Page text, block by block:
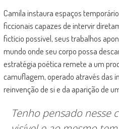
Camila instaura espaços
ficcionais capazes de intervir
fictício possível, seus trabalhos
mundo onde seu corpo possa
estratégia poética remete a um
camuflagem, operado através das
reinvenção de si e da aparição de
Tenho pensado nesse